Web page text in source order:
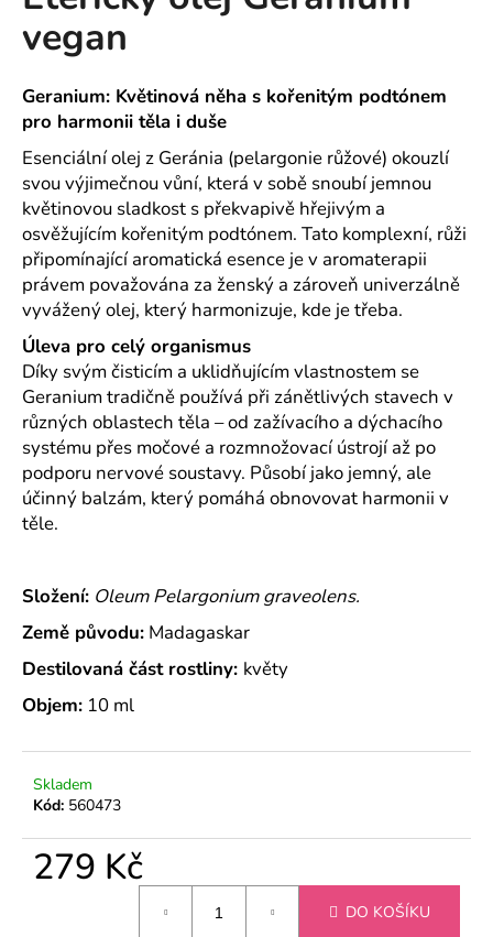
z
hvězdiček.
vegan
Geranium: Květinová něha s kořenitým podtónem
pro harmonii těla i duše
Esenciální olej z Geránia (pelargonie růžové) okouzlí
svou výjimečnou vůní, která v sobě snoubí jemnou
květinovou sladkost s překvapivě hřejivým a
osvěžujícím kořenitým podtónem. Tato komplexní, růži
připomínající aromatická esence je v aromaterapii
právem považována za ženský a zároveň univerzálně
vyvážený olej, který harmonizuje, kde je třeba.
Úleva pro celý organismus
Díky svým čisticím a uklidňujícím vlastnostem se
Geranium tradičně používá při zánětlivých stavech v
různých oblastech těla – od zažívacího a dýchacího
systému přes močové a rozmnožovací ústrojí až po
podporu nervové soustavy. Působí jako jemný, ale
účinný balzám, který pomáhá obnovovat harmonii v
těle.
Složení: Oleum Pelargonium graveolens.
Země původu: Madagaskar
Destilovaná část rostliny: květy
Objem: 10 ml
Skladem
Kód: 560473
279 Kč
DO KOŠÍKU
a
j
í
t
?
HLEDAT
D
o
p
o
r
u
č
u
m
ÉTERICKÝ
OLEJ
HŘEBÍČEK
SKOŘICÍ
179
Kč